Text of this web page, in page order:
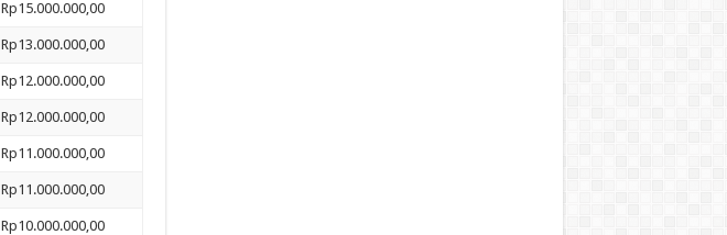
Rp15.000.000,00
Rp13.000.000,00
Rp12.000.000,00
Rp12.000.000,00
Rp11.000.000,00
Rp11.000.000,00
Rp10.000.000,00